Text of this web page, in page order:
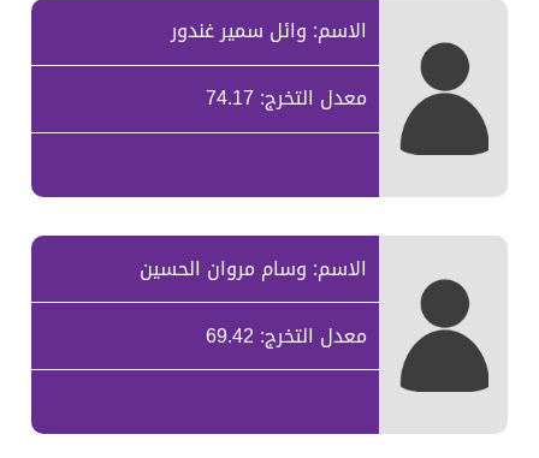
الاسم: وائل سمير غندور
معدل التخرج: 74.17
الاسم: وسام مروان الحسين
معدل التخرج: 69.42